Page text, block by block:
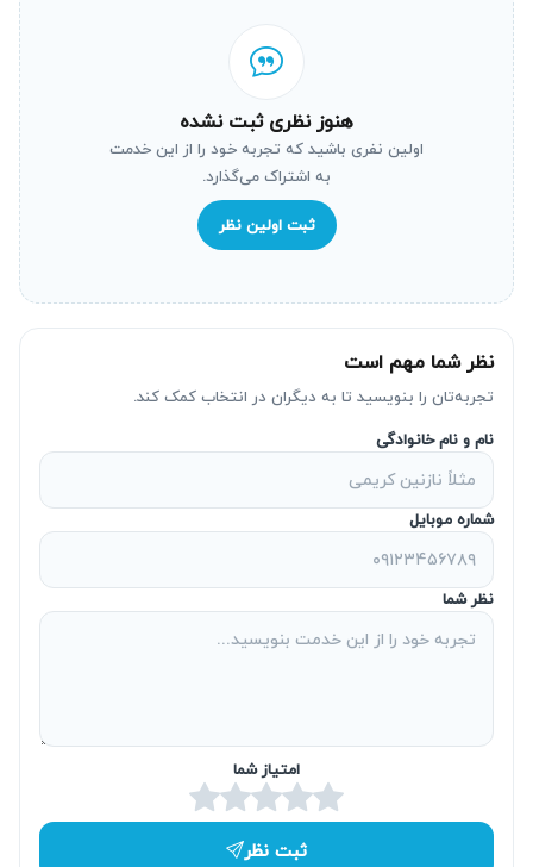
خدمات تعمیر یخچال دوو در یک نگاه
خدمات آریابهکار تنها به تعویض قطعه محدود نمی‌شود. دستگاه
ابتدا به‌صورت کامل عیب‌یابی می‌شود تا مشتری برای قطعات
مهم‌ترین ویژگی‌های این خدمات عبارت‌اند از:
عیب‌یابی کامل پیش از شروع تعمیر
اعلام هزینه و دریافت تأیید مشتری
تعمیر دستگاه در محل در صورت امکان
استفاده از قطعات اصلی و سازگار
محاسبه هزینه براساس تعرفه اتحادیه
حمل رایگان طبق شرایط مجموعه
پشتیبانی پس از پایان تعمیر
هنوز نظری ثبت نشده
اولین نفری باشید که تجربه خود را از این خدمت
به اشتراک می‌گذارد.
ثبت اولین نظر
نظر شما مهم است
تجربه‌تان را بنویسید تا به دیگران در انتخاب کمک کند.
نام و نام خانوادگی
شماره موبایل
نظر شما
امتیاز شما
ثبت نظر